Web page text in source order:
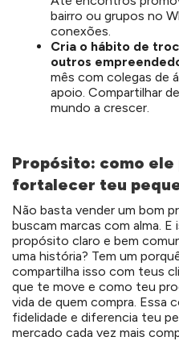
bairro ou grupos no
conexões.
Cria o hábito de
outros
mês com colegas de
apoio. Compartilhar
mundo a crescer.
Propósito: como
fortalecer teu
Não basta vender um bom
buscam marcas com alma.
propósito claro e bem
uma história? Tem um
compartilha isso com teus
que te move e como teu
vida de quem compra. Essa
fidelidade e diferencia teu
mercado cada vez mais